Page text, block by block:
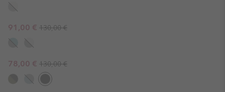
Sale price:
91,00 € Regular price:
130,00 €
Sale price:
78,00 € Regular price:
130,00 €